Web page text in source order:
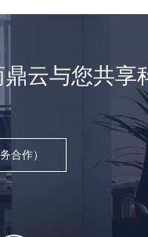
云与您共享
合作）